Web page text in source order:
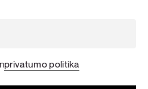
privatumo politika